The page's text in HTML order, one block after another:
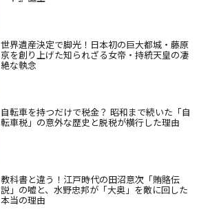
世界遺産決定で脚光！日本初の巨大都城・藤原
京を創り上げた知られざる女帝・持統天皇の凄
絶な執念
自転車を持つだけで税金？ 昭和まで続いた「自
転車税」の意外な歴史と脱税が横行した理由
教科書と違う！江戸時代の田沼意次「賄賂伝
説」の嘘と、水野忠邦が「大奥」を敵に回した
本当の理由